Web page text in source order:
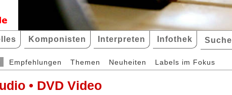
Komponisten Interpreten Infothek Suche
Empfehlungen Themen Neuheiten Labels im Fokus
• DVD Video